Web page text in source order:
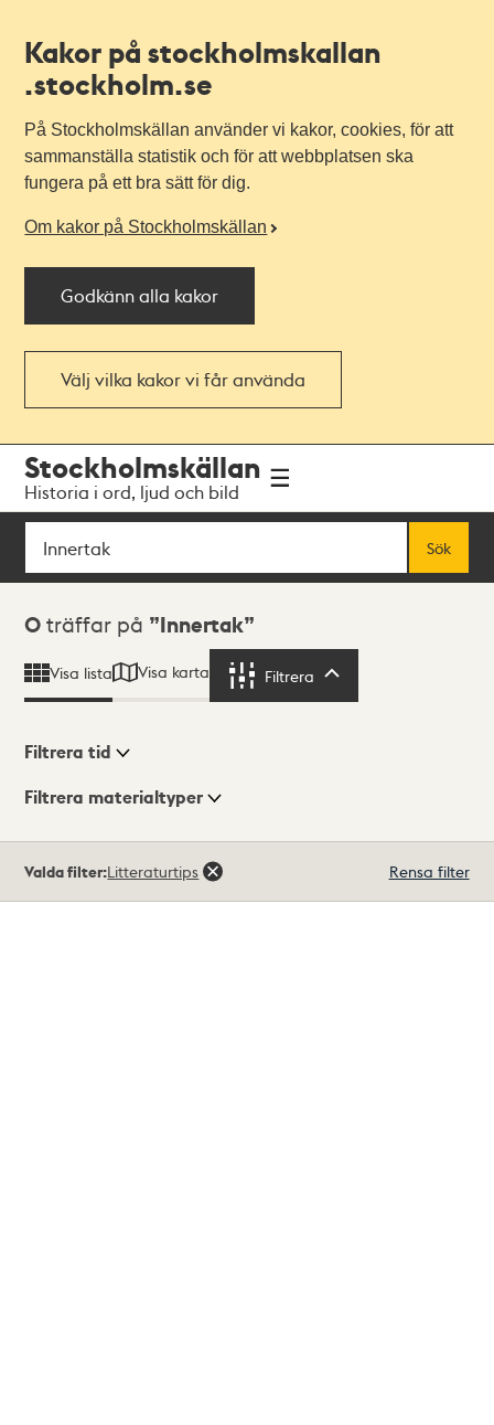
Kakor på stockholmskallan
.stockholm.se
På Stockholmskällan använder vi kakor, cookies, för att
sammanställa statistik och för att webbplatsen ska
fungera på ett bra sätt för dig.
Om kakor på Stockholmskällan
Godkänn alla kakor
Välj vilka kakor vi får använda
navigationen
huvudinnehållet
Stockholmskällan
Historia i ord, ljud och bild
Sök
Sök
Sökresultat
0 träffar på Innertak
Visa lista Visa karta Filtrera
Visningsläge
Filtrera tid
Filtrera materialtyper
träffar
Valda filter:Litteraturtips Rensa filter